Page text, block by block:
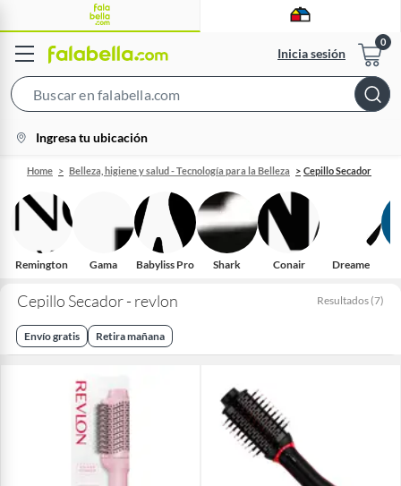
Inicia sesión
Bar
location-
icon
Ingresa tu ubicación
Home Belleza, higiene y salud - Tecnología para la Belleza Cepillo Secador
Remington Gama Babyliss Pro Shark Conair Dreame
Cepillo Secador - revlon Resultados (7)
Envío gratis Retira mañana